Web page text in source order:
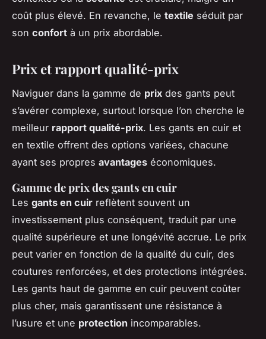
coût plus élevé. En revanche, le textile séduit par
son confort à un prix abordable.
Prix et rapport qualité-prix
Naviguer dans la gamme de prix des gants peut
s’avérer complexe, surtout lorsque l’on cherche le
meilleur rapport qualité-prix. Les gants en cuir et
en textile offrent des options variées, chacune
ayant ses propres avantages économiques.
Gamme de prix des gants en cuir
Les gants en cuir reflètent souvent un
investissement plus conséquent, traduit par une
qualité supérieure et une longévité accrue. Le prix
peut varier en fonction de la qualité du cuir, des
coutures renforcées, et des protections intégrées.
Les gants haut de gamme en cuir peuvent coûter
plus cher, mais garantissent une résistance à
l’usure et une protection incomparables.